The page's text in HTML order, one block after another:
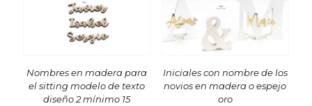
Nombres en madera para
el sitting modelo de texto
diseño 2 mínimo 15
Iniciales con nombre de los
novios en madera o espejo
oro